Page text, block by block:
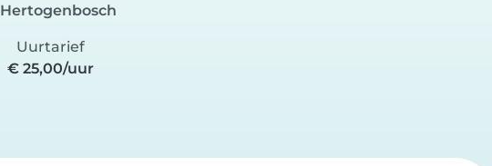
Uurtarief
€ 25,00/uur